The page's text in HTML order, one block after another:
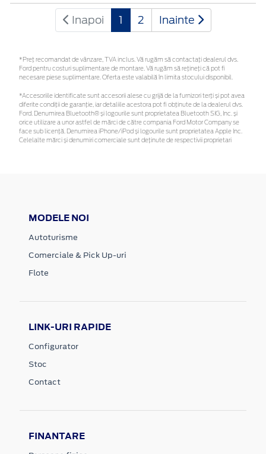
Inapoi 1 2 Inainte
*Preţ recomandat de vânzare, TVA inclus. Vă rugăm să contactaţi dealerul dvs.
Ford pentru costuri suplimentare de montare. Vă rugăm să rețineți că pot fi
necesare piese suplimentare. Oferta este valabilă în limita stocului disponibil.
*Accesoriile identificate sunt accesorii alese cu grijă de la furnizori terți și pot avea
diferite condiții de garanție, iar detaliile acestora pot fi obținute de la dealerul dvs.
Ford. Denumirea Bluetooth® și logourile sunt proprietatea Bluetooth SIG, Inc. și
orice utilizare a unor astfel de mărci de către compania Ford Motor Company se
face sub licență. Denumirea iPhone/iPod și logourile sunt proprietatea Apple Inc.
Celelalte mărci și denumiri comerciale sunt deținute de respectivii proprietari
MODELE NOI
Autoturisme
Comerciale & Pick Up-uri
Flote
LINK-URI RAPIDE
Configurator
Stoc
Contact
FINANTARE